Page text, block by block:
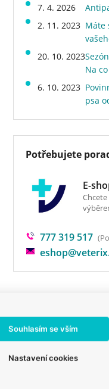
7. 4. 2026
2. 11. 2023 Máte
20. 10. 2023
Na
6. 10. 2023
psa
Potřebujete
E-
777 319 517
Souhlasím se vším
Nastavení cookies